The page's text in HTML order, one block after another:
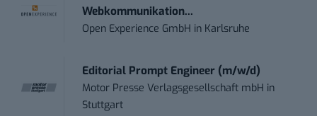
Webkommunikation...
Open Experience GmbH in Karlsruhe
Editorial Prompt Engineer (m/w/d)
Motor Presse Verlagsgesellschaft mbH in
Stuttgart